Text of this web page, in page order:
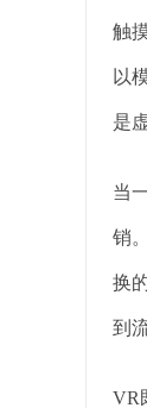
触
以
是
当
销
换
到
VR